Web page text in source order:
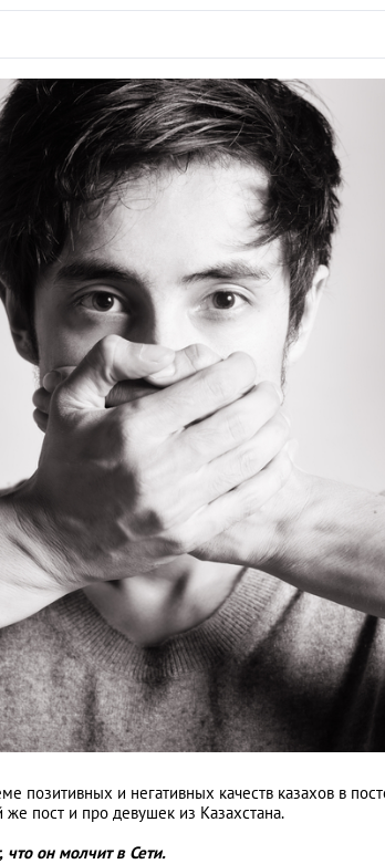
позитивных и негативных качеств казахов в
пост и про девушек из Казахстана.
он молчит в Сети.